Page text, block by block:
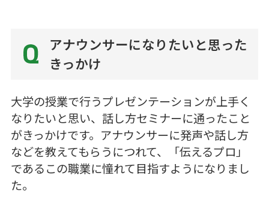
アナウンサーになりたいと思った
きっかけ
大学の授業で行うプレゼンテーションが上手く
なりたいと思い、話し方セミナーに通ったこと
がきっかけです。アナウンサーに発声や話し方
などを教えてもらうにつれて、「伝えるプロ」
であるこの職業に憧れて目指すようになりまし
た。